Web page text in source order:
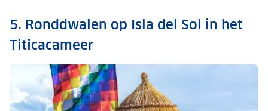
5. Ronddwalen op Isla del Sol in het
Titicacameer